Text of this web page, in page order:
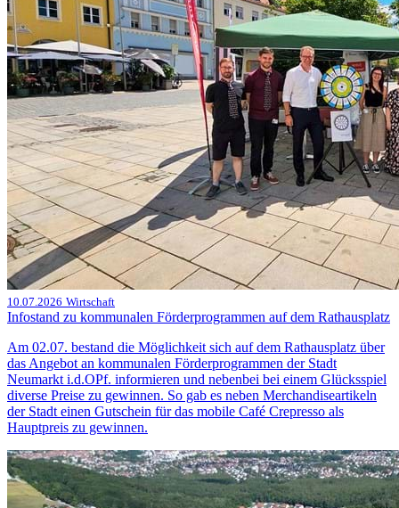
10.07.2026 Wirtschaft
Infostand zu kommunalen Förderprogrammen auf dem Rathausplatz
Am 02.07. bestand die Möglichkeit sich auf dem Rathausplatz über
das Angebot an kommunalen Förderprogrammen der Stadt
Neumarkt i.d.OPf. informieren und nebenbei bei einem Glücksspiel
diverse Preise zu gewinnen. So gab es neben Merchandiseartikeln
der Stadt einen Gutschein für das mobile Café Crepresso als
Hauptpreis zu gewinnen.